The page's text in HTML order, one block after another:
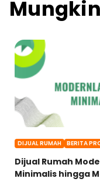
DIJUAL RUMAH BERITA
Dijual Rumah
Minimalis hingga